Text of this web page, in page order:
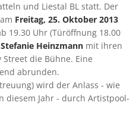
und Liestal BL statt. Der
Freitag, 25. Oktober 2013
19.30 Uhr (Türöffnung 18.00
Stefanie Heinzmann mit ihren
Street die Bühne. Eine
abrunden.
wird der Anlass - wie
diesem Jahr - durch Artistpool-